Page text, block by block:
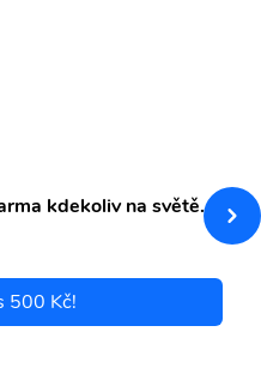
kdekoliv na světě.
500 Kč!